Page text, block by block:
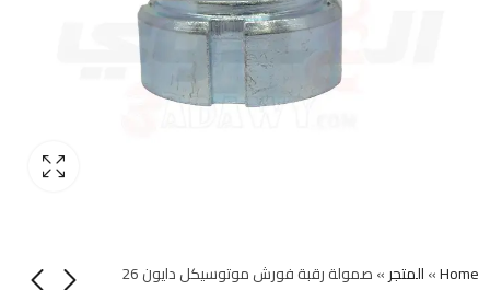
Home
»المتجر»صمولة رقبة فورش موتوسيكل دايون 26